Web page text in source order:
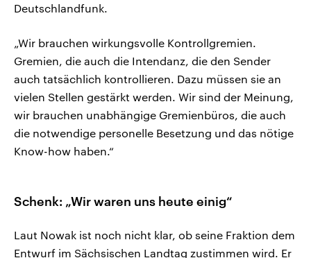
Deutschlandfunk.
„Wir brauchen wirkungsvolle Kontrollgremien.
Gremien, die auch die Intendanz, die den Sender
auch tatsächlich kontrollieren. Dazu müssen sie an
vielen Stellen gestärkt werden. Wir sind der Meinung,
wir brauchen unabhängige Gremienbüros, die auch
die notwendige personelle Besetzung und das nötige
Know-how haben.“
Schenk: „Wir waren uns heute einig“
Laut Nowak ist noch nicht klar, ob seine Fraktion dem
Entwurf im Sächsischen Landtag zustimmen wird. Er